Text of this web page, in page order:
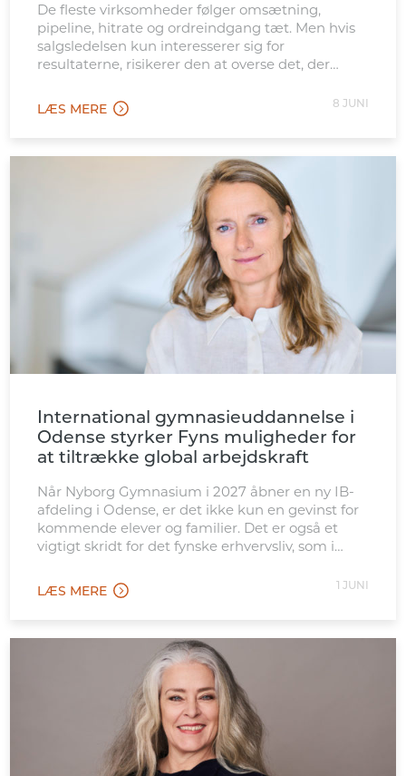
De fleste virksomheder følger omsætning,
pipeline, hitrate og ordreindgang tæt. Men hvis
salgsledelsen kun interesserer sig for
resultaterne, risikerer den at overse det, der
LÆS MERE 8 JUNI
International gymnasieuddannelse i
Odense styrker Fyns muligheder for
at tiltrække global arbejdskraft
Når Nyborg Gymnasium i 2027 åbner en ny IB-
afdeling i Odense, er det ikke kun en gevinst for
kommende elever og familier. Det er også et
vigtigt skridt for det fynske erhvervsliv, som i
kvalificeret arbejdskraft. Den nye afdeling
placeres tæt ved Odense Banegård, hvilket gør
LÆS MERE 1 JUNI